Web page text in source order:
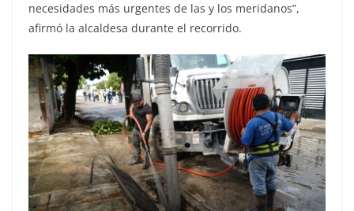
necesidades más urgentes de las y los meridanos”,
afirmó la alcaldesa durante el recorrido.